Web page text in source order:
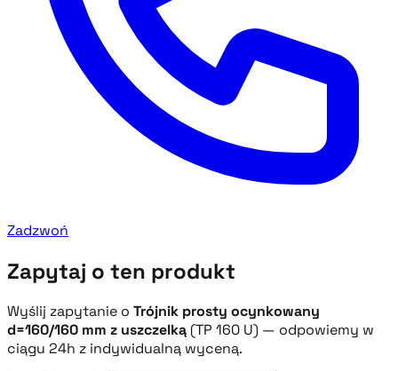
Zadzwoń
Zapytaj o ten produkt
Wyślij zapytanie o Trójnik prosty ocynkowany
d=160/160 mm z uszczelką (TP 160 U) — odpowiemy w
ciągu 24h z indywidualną wyceną.